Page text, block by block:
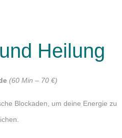
Heilung
(60 Min – 70 €)
Blockaden, um deine Energie zu